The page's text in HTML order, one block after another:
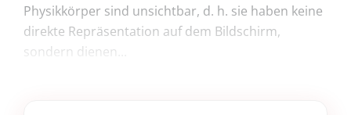
Physikkörper sind unsichtbar, d. h. sie haben keine
direkte Repräsentation auf dem Bildschirm,
sondern dienen...